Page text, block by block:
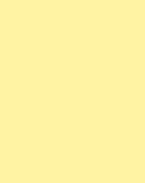
aos 86 anos